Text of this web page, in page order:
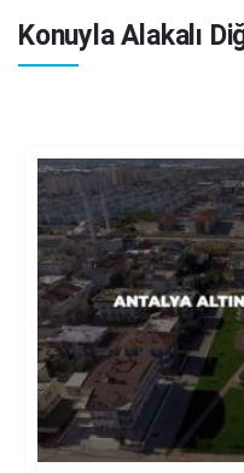
Konuyla Alakalı